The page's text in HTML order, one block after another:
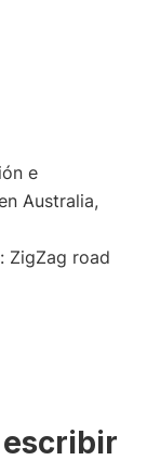
e
Australia,
ZigZag road
escribir